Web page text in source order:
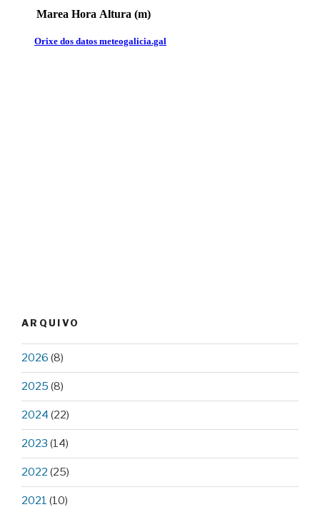
ARQUIVO
2026 (8)
2025 (8)
2024 (22)
2023 (14)
2022 (25)
2021 (10)